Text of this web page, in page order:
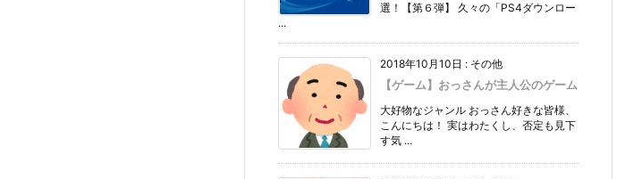
選！【第６弾】 久々の「PS4ダウンロー
...
2018年10月10日 : その他
【ゲーム】おっさんが主人公のゲーム
大好物なジャンル おっさん好きな皆様、
こんにちは！ 実はわたくし、否定も見下
す気 ...